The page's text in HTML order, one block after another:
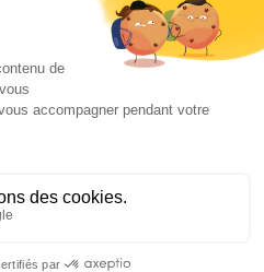
Tous droits réservés.